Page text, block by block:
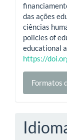
das ações
ciências
policies of
educational
https://
Formatos